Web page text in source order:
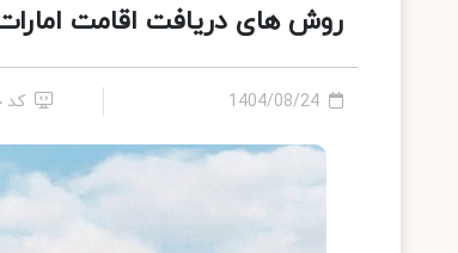
روش های دریافت اقامت امارات
1404/08/24 کد خبر